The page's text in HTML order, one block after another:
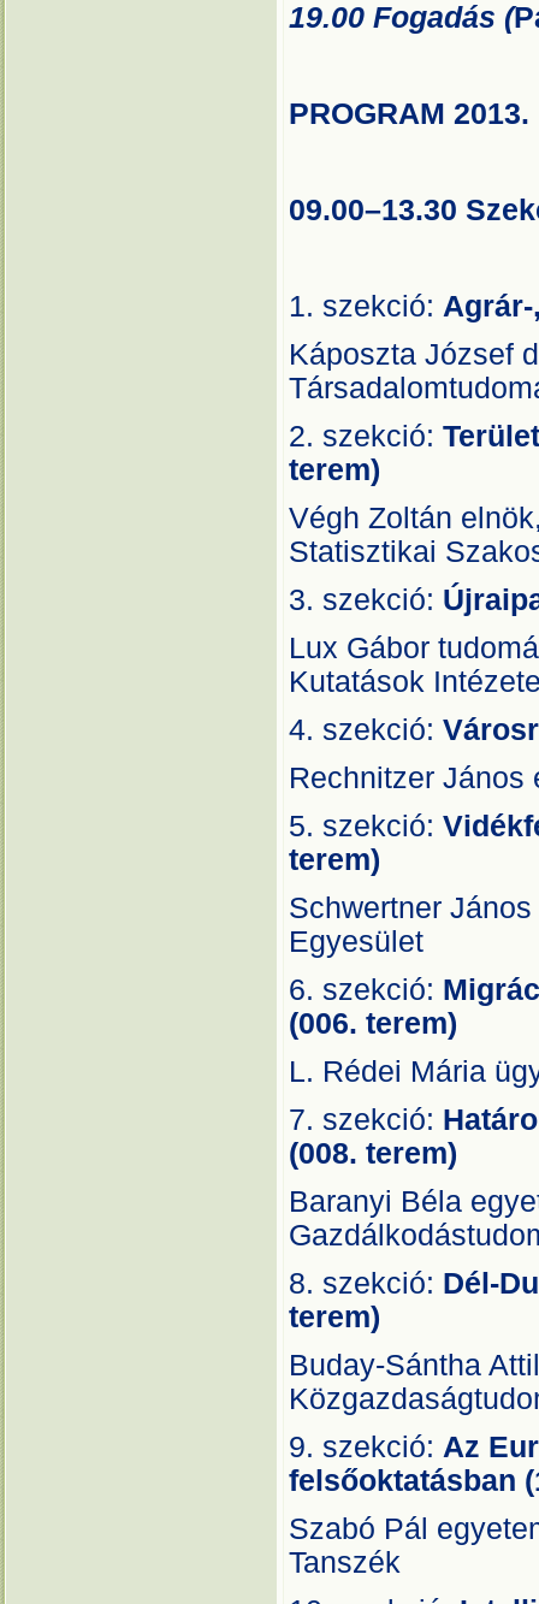
19.00 Fogadás (
PROGRAM
09.00–13.30
1. szekció:
Káposzta József
2. szekció:
terem)
Végh Zoltán
Statisztikai
3. szekció:
Lux Gábor
Kutatások
4. szekció:
Rechnitzer János
5. szekció:
terem)
Schwertner
Egyesület
6. szekció:
(006. terem)
L. Rédei Mária
7. szekció:
(008. terem)
Baranyi Béla
8. szekció: Dél-
terem)
Buday-Sántha
9. szekció: Az
felsőoktatásban
Szabó Pál
Tanszék